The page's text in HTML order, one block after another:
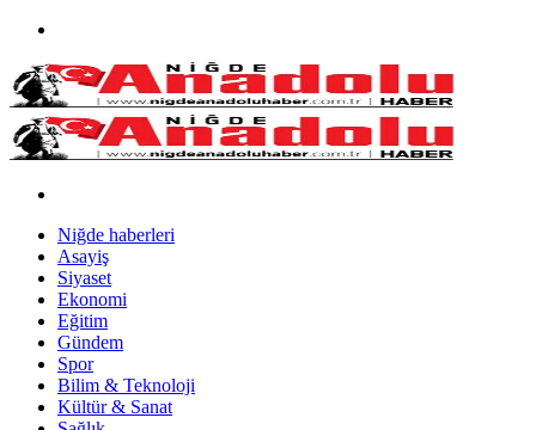
Niğde haberleri
Asayiş
Siyaset
Ekonomi
Eğitim
Gündem
Spor
Bilim & Teknoloji
Kültür & Sanat